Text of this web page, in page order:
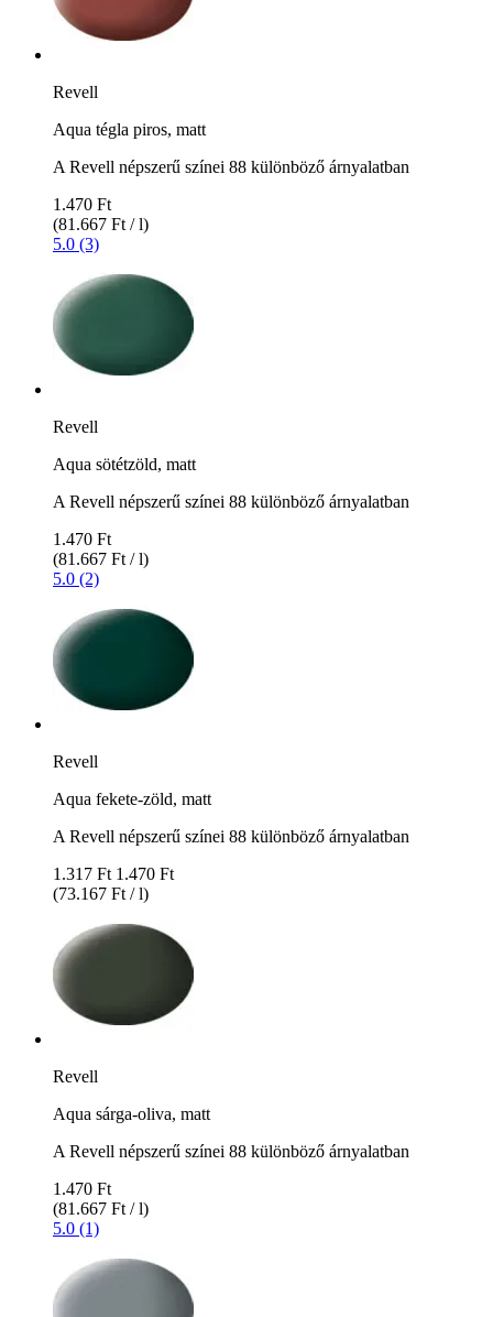
Revell
Aqua tégla piros, matt
A Revell népszerű színei 88 különböző árnyalatban
1.470 Ft
(81.667 Ft / l)
5.0 (3)
Revell
Aqua sötétzöld, matt
A Revell népszerű színei 88 különböző árnyalatban
1.470 Ft
(81.667 Ft / l)
5.0 (2)
Revell
Aqua fekete-zöld, matt
A Revell népszerű színei 88 különböző árnyalatban
1.317 Ft 1.470 Ft
(73.167 Ft / l)
Revell
Aqua sárga-oliva, matt
A Revell népszerű színei 88 különböző árnyalatban
1.470 Ft
(81.667 Ft / l)
5.0 (1)